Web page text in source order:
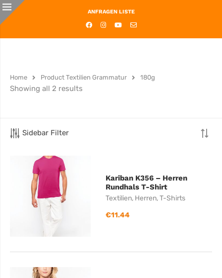
ANFRAGEN LISTE
Home Product Textilien Grammatur 180g
Showing all 2 results
Sidebar Filter
Kariban K356 – Herren
Rundhals T-Shirt
Textilien, Herren,T-Shirts
€11.44